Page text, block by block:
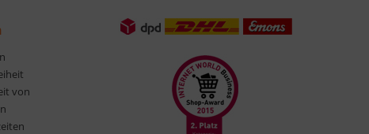
von